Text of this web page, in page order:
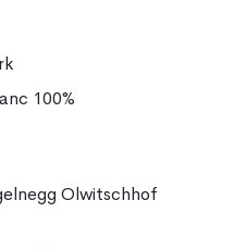
100%
Olwitschhof